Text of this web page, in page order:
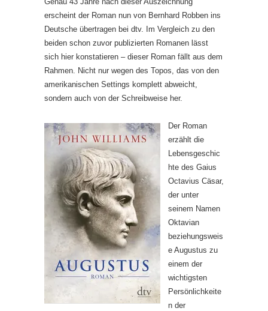
erscheint der Roman nun von Bernhard Robben ins
Deutsche übertragen bei dtv. Im Vergleich zu den
beiden schon zuvor publizierten Romanen lässt
sich hier konstatieren – dieser Roman fällt aus dem
Rahmen. Nicht nur wegen des Topos, das von den
amerikanischen Settings komplett abweicht,
sondern auch von der Schreibweise her.
Der Roman
erzählt die
Lebensgeschic
hte des Gaius
Octavius Cäsar,
der unter
seinem Namen
Oktavian
beziehungsweis
e Augustus zu
einem der
wichtigsten
Persönlichkeite
n der